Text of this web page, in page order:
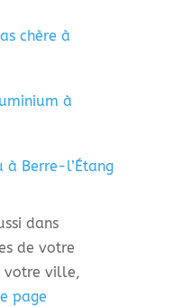
chère à
à
à Berre-l’Étang
dans
de votre
votre ville,
page